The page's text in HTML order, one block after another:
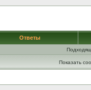
Ответы
Показать